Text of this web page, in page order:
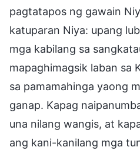
pagtatapos ng gawain
katuparan Niya: upang
mga kabilang sa
mapaghimagsik laban sa
sa pamamahinga yaong
ganap. Kapag
una nilang wangis, at
ang kani-kanilang mga